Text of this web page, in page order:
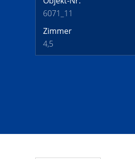
6071_11
Zimmer
4,5